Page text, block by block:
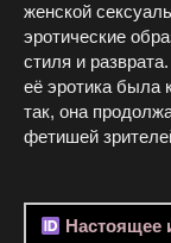
женской
эротические
стиля и
её эротика была
так, она
фетишей
Настоящее